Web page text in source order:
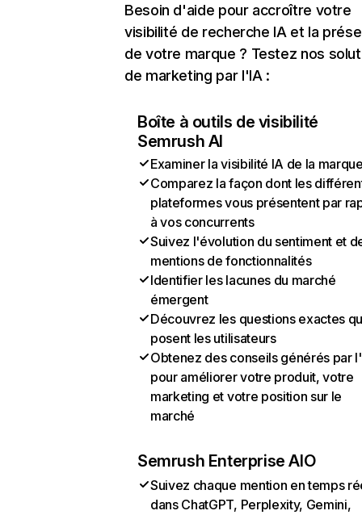
Besoin d'aide pour accroître votre
visibilité de recherche IA et la
de votre marque ? Testez nos
de marketing par l'IA :
Boîte à outils de visibilité
Semrush AI
Examiner la visibilité IA de la
Comparez la façon dont les
plateformes vous présentent par
à vos concurrents
Suivez l'évolution du sentiment et
mentions de fonctionnalités
Identifier les lacunes du marché
émergent
Découvrez les questions exactes
posent les utilisateurs
Obtenez des conseils générés par
pour améliorer votre produit, votre
marketing et votre position sur le
marché
Semrush Enterprise AIO
Suivez chaque mention en temps
dans ChatGPT, Perplexity, Gemini,